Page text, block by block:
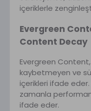
içeriklerle
Evergreen
Content Decay
Evergreen
kaybetmeyen ve
içerikleri ifade
zamanla
ifade eder.